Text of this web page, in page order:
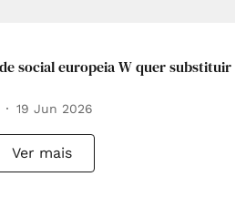
social europeia W quer substituir
19 Jun 2026
Ver mais